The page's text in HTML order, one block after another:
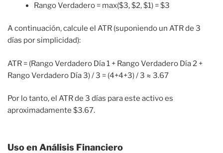
Rango Verdadero = max($3, $2, $1) = $3
A continuación, calcule el ATR (suponiendo un ATR de 3
días por simplicidad):
ATR = (Rango Verdadero Día 1 + Rango Verdadero Día 2 +
Rango Verdadero Día 3) / 3 = (4+4+3) / 3 ≈ 3.67
Por lo tanto, el ATR de 3 días para este activo es
aproximadamente $3.67.
Uso en Análisis Financiero